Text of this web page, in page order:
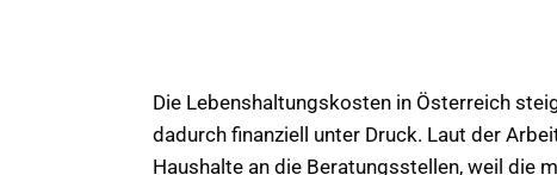
Die Lebenshaltungskosten in Österreich
dadurch finanziell unter Druck. Laut der
Haushalte an die Beratungsstellen, weil die